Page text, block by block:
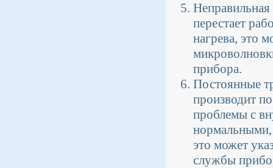
перестает
нагрева, это
прибора.
Постоянные
производит
проблемы с
нормальными,
это может
службы